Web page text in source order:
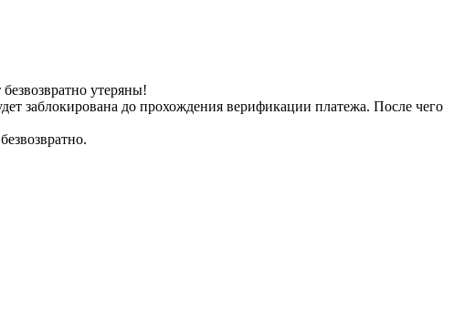
утеряны!
заблокирована до прохождения верификации платежа. После чего